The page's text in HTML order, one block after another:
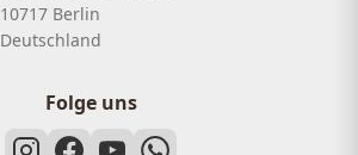
10717 Berlin
Deutschland
Folge uns